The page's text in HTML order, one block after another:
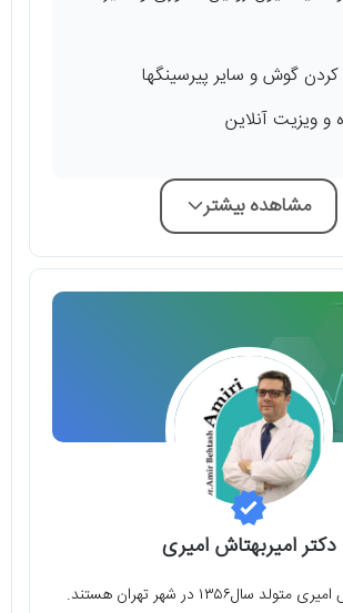
گوش و سایر پیرسینگها
و ویزیت آنلاین
مشاهده بیشتر
دکتر امیربهتاش امیری
دکتر امیر بهتاش امیری متولد سال۱۳۵۶ در شهر تهران هستند.